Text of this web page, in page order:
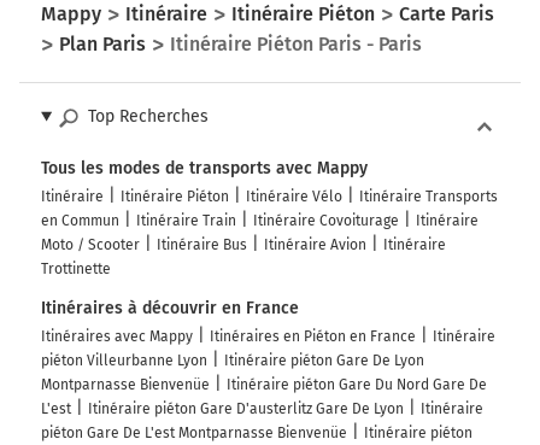
Mappy Itinéraire Itinéraire Piéton
Carte Paris
Plan Paris
Itinéraire Piéton Paris - Paris
Top Recherches
Tous les modes de transports avec Mappy
Itinéraire Itinéraire Piéton Itinéraire Vélo
Itinéraire Transports
en Commun
Itinéraire Train Itinéraire Covoiturage
Itinéraire
Moto / Scooter
Itinéraire Bus Itinéraire Avion
Itinéraire
Trottinette
Itinéraires à découvrir en France
Itinéraires avec Mappy Itinéraires en Piéton en France
Itinéraire
piéton Villeurbanne Lyon
Itinéraire piéton Gare De Lyon
Montparnasse Bienvenüe
Itinéraire piéton Gare Du Nord Gare De
L'est
Itinéraire piéton Gare D'austerlitz Gare De Lyon
Itinéraire
piéton Gare De L'est Montparnasse Bienvenüe
Itinéraire piéton